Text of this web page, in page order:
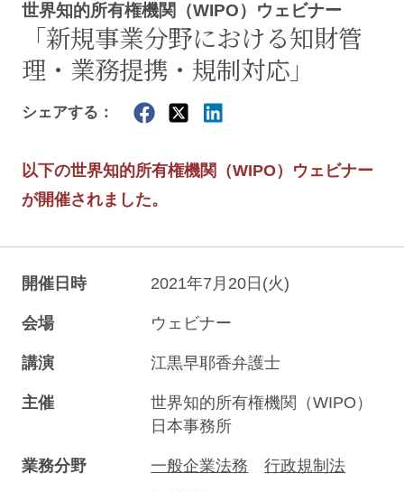
世界知的所有権機関（WIPO）ウェビナー
「新規事業分野における知財管
理・業務提携・規制対応」
シェアする：
以下の世界知的所有権機関（WIPO）ウェビナー
が開催されました。
開催日時 2021年7月20日(火)
会場 ウェビナー
講演 江黒早耶香弁護士
主催
世界知的所有権機関（WIPO）
日本事務所
業務分野 一般企業法務 行政規制法